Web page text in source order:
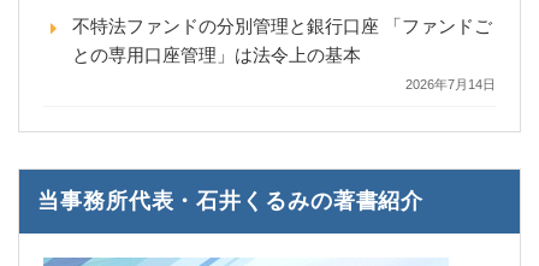
不特法ファンドの分別管理と銀行口座 「ファンドご
との専用口座管理」は法令上の基本
2026年7月14日
当事務所代表・石井くるみの著書紹介